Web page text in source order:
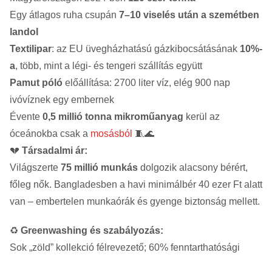
Egy átlagos ruha csupán 7–10 viselés után a szemétben
landol
Textilipar: az EU üvegházhatású gázkibocsátásának 10%-
a, több, mint a légi- és tengeri szállítás együtt
Pamut póló előállítása: 2700 liter víz, elég 900 nap
ivóvíznek egy embernek
Évente 0,5 millió tonna mikroműanyag kerül az
óceánokba csak a mosásból 🧵🌊
💔 Társadalmi ár:
Világszerte 75 millió munkás dolgozik alacsony bérért,
főleg nők. Bangladesben a havi minimálbér 40 ezer Ft alatt
van – embertelen munkaórák és gyenge biztonság mellett.
♻️ Greenwashing és szabályozás:
Sok „zöld” kollekció félrevezető; 60% fenntarthatósági